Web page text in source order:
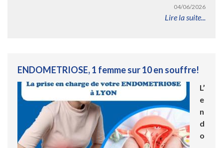
04/06/2026
Lire la suite...
ENDOMETRIOSE, 1 femme sur 10 en souffre!
L’
e
n
d
o